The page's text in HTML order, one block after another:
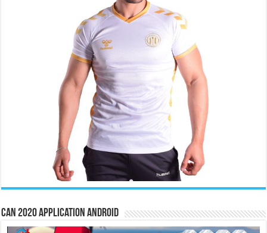
CAN 2020 Application Android